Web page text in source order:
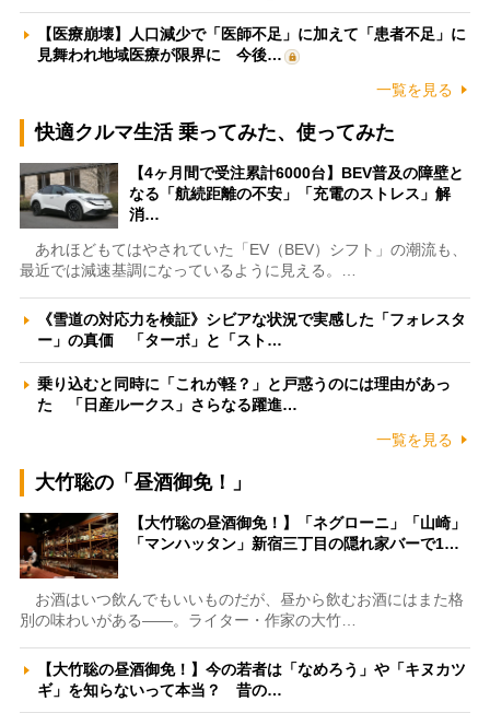
【医療崩壊】人口減少で「医師不足」に加えて「患者不足」に
見舞われ地域医療が限界に 今後…
一覧を見る
快適クルマ生活 乗ってみた、使ってみた
【4ヶ月間で受注累計6000台】BEV普及の障壁と
なる「航続距離の不安」「充電のストレス」解
消…
あれほどもてはやされていた「EV（BEV）シフト」の潮流も、
最近では減速基調になっているように見える。…
《雪道の対応力を検証》シビアな状況で実感した「フォレスタ
ー」の真価 「ターボ」と「スト…
乗り込むと同時に「これが軽？」と戸惑うのには理由があっ
た 「日産ルークス」さらなる躍進…
一覧を見る
大竹聡の「昼酒御免！」
【大竹聡の昼酒御免！】「ネグローニ」「山崎」
「マンハッタン」新宿三丁目の隠れ家バーで1…
お酒はいつ飲んでもいいものだが、昼から飲むお酒にはまた格
別の味わいがある――。ライター・作家の大竹…
【大竹聡の昼酒御免！】今の若者は「なめろう」や「キヌカツ
ギ」を知らないって本当？ 昔の…